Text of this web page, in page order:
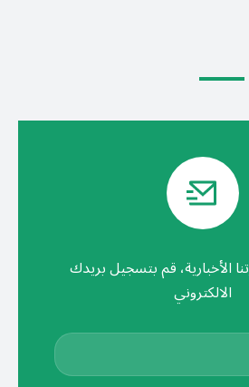
الأخبارية، قم بتسجيل بريدك
الالكتروني